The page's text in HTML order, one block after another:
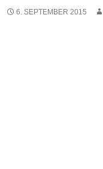
6. SEPTEMBER 2015